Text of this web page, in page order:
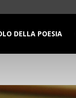
DELLA POESIA